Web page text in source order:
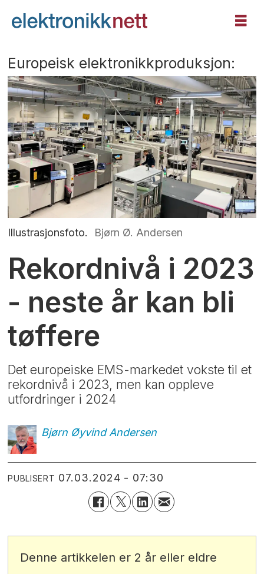
Europeisk elektronikkproduksjon:
Illustrasjonsfoto. Bjørn Ø. Andersen
Rekordnivå i 2023
- neste år kan bli
tøffere
Det europeiske EMS-markedet vokste til et
rekordnivå i 2023, men kan oppleve
utfordringer i 2024
Bjørn Øyvind Andersen
PUBLISERT 07.03.2024 - 07:30
Denne artikkelen er 2 år eller eldre